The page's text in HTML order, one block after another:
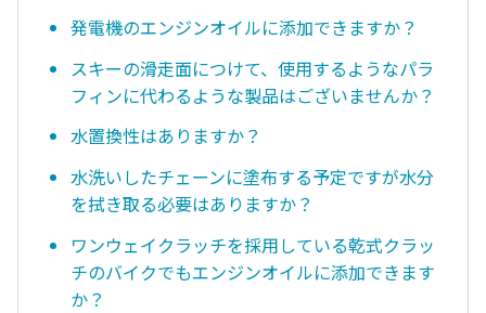
発電機のエンジンオイルに添加できますか？
スキーの滑走面につけて、使用するようなパラ
フィンに代わるような製品はございませんか？
水置換性はありますか？
水洗いしたチェーンに塗布する予定ですが水分
を拭き取る必要はありますか？
ワンウェイクラッチを採用している乾式クラッ
チのバイクでもエンジンオイルに添加できます
か？